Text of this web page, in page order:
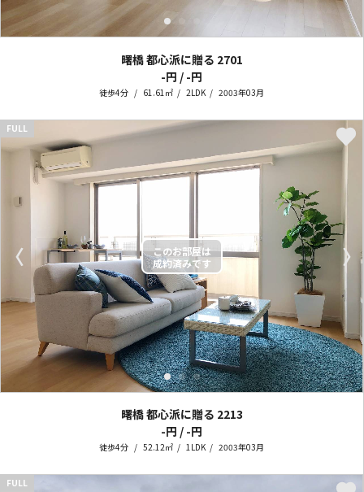
曙橋 都心派に贈る 2701
-円 / -円
徒歩4分 61.61㎡ 2LDK 2003年03月
〈 〉
FULL
曙橋 都心派に贈る 2213
-円 / -円
徒歩4分 52.12㎡ 1LDK 2003年03月
FULL